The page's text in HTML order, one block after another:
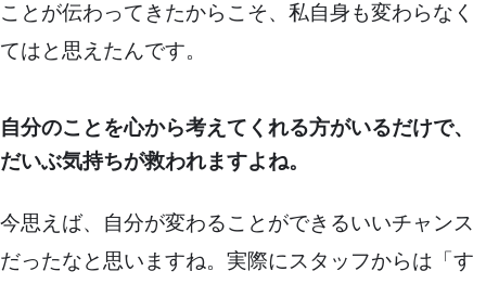
ことが伝わってきたからこそ、私自身も変わらなく
てはと思えたんです。
自分のことを心から考えてくれる方がいるだけで、
だいぶ気持ちが救われますよね。
今思えば、自分が変わることができるいいチャンス
だったなと思いますね。実際にスタッフからは「す